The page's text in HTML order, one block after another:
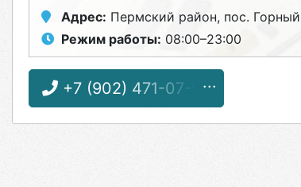
Адрес: Пермский район, пос.
Режим работы: 08:00–23:00
+7 (902) 471-07-98